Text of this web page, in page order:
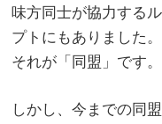
味方同士が協力する
プトにもありました。
それが「同盟」です。
しかし、今までの同